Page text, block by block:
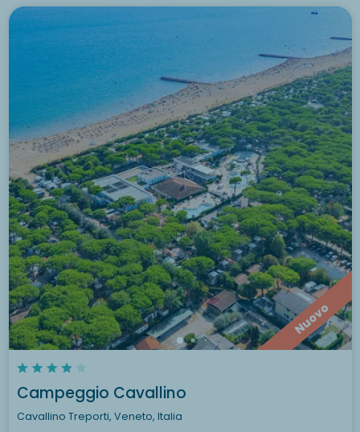
Nuovo
Campeggio Cavallino
Cavallino Treporti, Veneto, Italia